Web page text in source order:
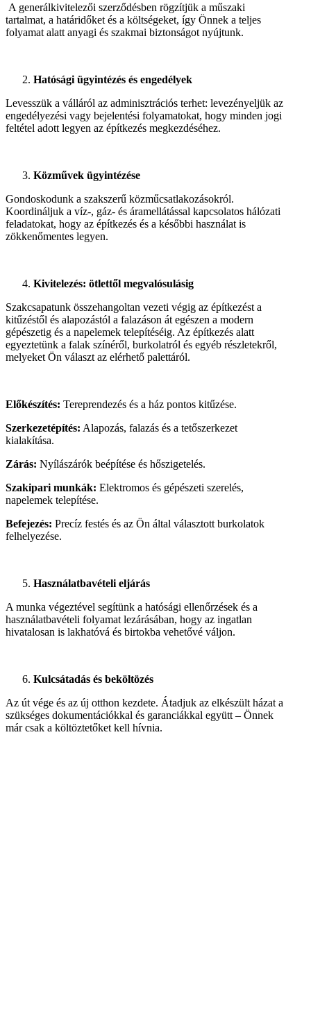
A generálkivitelezői szerződésben rögzítjük a műszaki
tartalmat, a határidőket és a költségeket, így Önnek a teljes
folyamat alatt anyagi és szakmai biztonságot nyújtunk.
Hatósági ügyintézés és engedélyek
Levesszük a válláról az adminisztrációs terhet: levezényeljük az
engedélyezési vagy bejelentési folyamatokat, hogy minden jogi
feltétel adott legyen az építkezés megkezdéséhez.
Közművek ügyintézése
Gondoskodunk a szakszerű közműcsatlakozásokról.
Koordináljuk a víz-, gáz- és áramellátással kapcsolatos hálózati
feladatokat, hogy az építkezés és a későbbi használat is
zökkenőmentes legyen.
Kivitelezés: ötlettől megvalósulásig
Szakcsapatunk összehangoltan vezeti végig az építkezést a
kitűzéstől és alapozástól a falazáson át egészen a modern
gépészetig és a napelemek telepítéséig. Az építkezés alatt
egyeztetünk a falak színéről, burkolatról és egyéb részletekről,
melyeket Ön választ az elérhető palettáról.
Előkészítés: Tereprendezés és a ház pontos kitűzése.
Szerkezetépítés: Alapozás, falazás és a tetőszerkezet
kialakítása.
Zárás: Nyílászárók beépítése és hőszigetelés.
Szakipari munkák: Elektromos és gépészeti szerelés,
napelemek telepítése.
Befejezés: Precíz festés és az Ön által választott burkolatok
felhelyezése.
Használatbavételi eljárás
A munka végeztével segítünk a hatósági ellenőrzések és a
használatbavételi folyamat lezárásában, hogy az ingatlan
hivatalosan is lakhatóvá és birtokba vehetővé váljon.
Kulcsátadás és beköltözés
Az út vége és az új otthon kezdete. Átadjuk az elkészült házat a
szükséges dokumentációkkal és garanciákkal együtt – Önnek
már csak a költöztetőket kell hívnia.